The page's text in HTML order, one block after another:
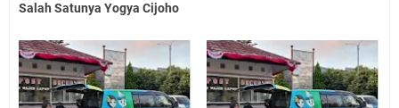
Salah Satunya Yogya Cijoho